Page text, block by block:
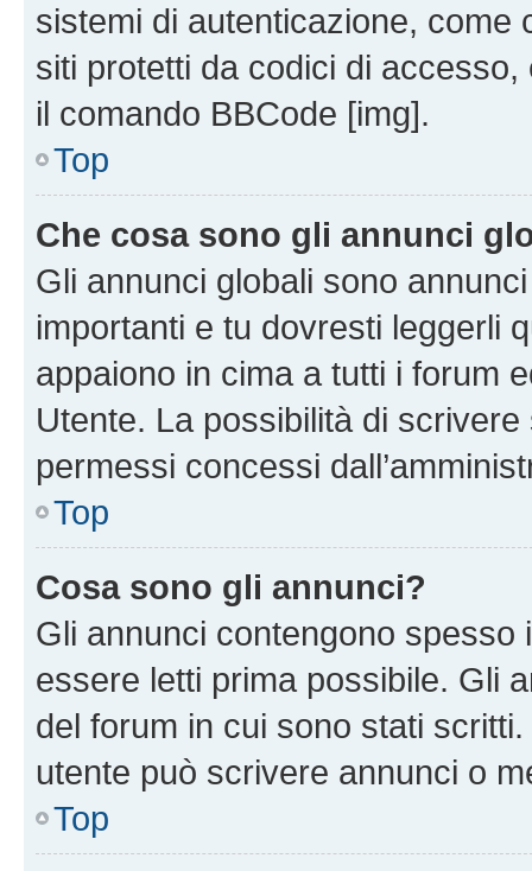
sistemi di autenticazione, come
siti protetti da codici di
il comando BBCode [img].
Top
Che cosa sono gli annunci
Gli annunci globali sono
importanti e tu dovresti leggerli
appaiono in cima a tutti i forum
Utente. La possibilità di
permessi concessi
Top
Cosa sono gli annunci?
Gli annunci contengono
essere letti prima possibile. Gli
del forum in cui sono stati
utente può scrivere annunci o
Top